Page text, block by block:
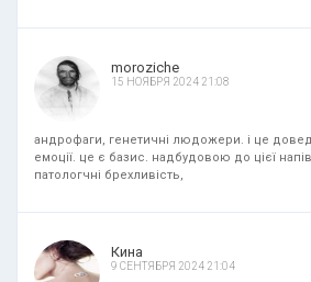
moroziche
15 НОЯБРЯ 2024 21:08
андрофаги, генетичні людожери. і це
емоції. це є базис. надбудовою до цієї
патологчні брехливість,
Кина
9 СЕНТЯБРЯ 2024 21:04